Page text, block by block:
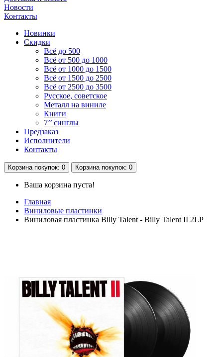
Новости
Контакты
Новинки
Скидки
Всё до 500
Всё от 500 до 1000
Всё от 1000 до 1500
Всё от 1500 до 2500
Всё от 2500 до 3500
Русское, советское
Металл на виниле
Книги
7’’ синглы
Предзаказ
Исполнители
Контакты
Корзина покупок: 0 Корзина покупок: 0
Ваша корзина пуста!
Главная
Виниловые пластинки
Виниловая пластинка Billy Talent - Billy Talent II 2LP